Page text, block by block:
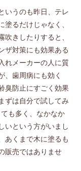
いうのも昨日、テレ
るだけじゃなく、
きしたりすると、
ザ対策にも効果ある
れメーカーの人に質
、歯周病にも効く
臭防止にすごく効果
ずは自分で試してみ
も多く、なかなか
いという方がいまし
あくまで木に塗るも
販売ではありませ